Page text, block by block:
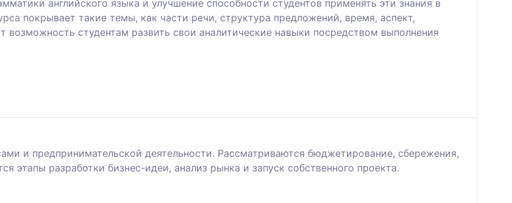
английского языка и улучшение способности студентов применять эти знания в
покрывает такие темы, как части речи, структура предложений, время, аспект,
возможность студентам развить свои аналитические навыки посредством выполнения
и предпринимательской деятельности. Рассматриваются бюджетирование, сбережения,
этапы разработки бизнес-идеи, анализ рынка и запуск собственного проекта.